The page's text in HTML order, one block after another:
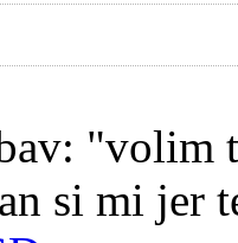
"volim
si mi jer